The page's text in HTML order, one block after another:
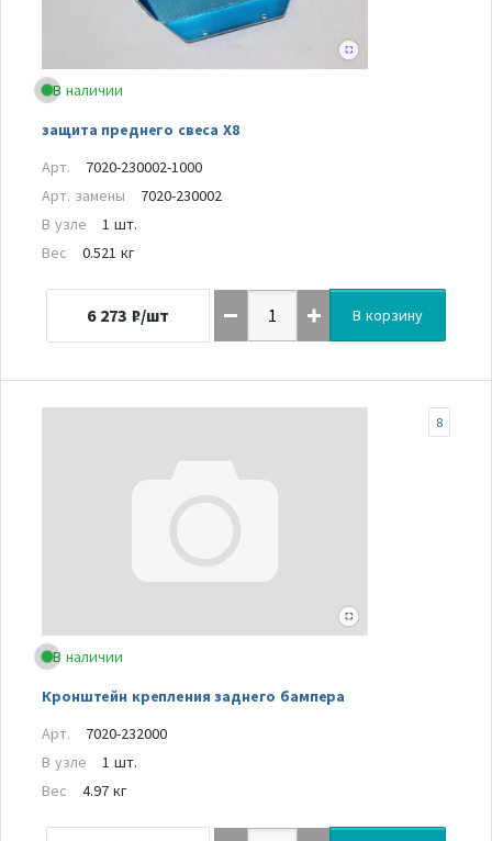
В наличии
защита преднего свеса Х8
Арт.
7020-230002-1000
Арт. замены
7020-230002
В узле
1 шт.
Вес
0.521 кг
6 273 ₽/шт В корзину
В наличии
Кронштейн крепления заднего бампера
8
Арт.
7020-232000
В узле
1 шт.
Вес
4.97 кг